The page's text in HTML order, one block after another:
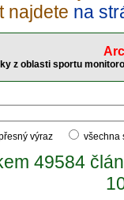
najdete na
z oblasti sportu
výraz
49584